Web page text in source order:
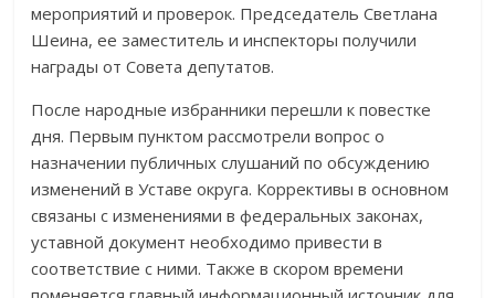
мероприятий и проверок. Председатель Светлана
Шеина, ее заместитель и инспекторы получили
награды от Совета депутатов.
После народные избранники перешли к повестке
дня. Первым пунктом рассмотрели вопрос о
назначении публичных слушаний по обсуждению
изменений в Уставе округа. Коррективы в основном
связаны с изменениями в федеральных законах,
уставной документ необходимо привести в
соответствие с ними. Также в скором времени